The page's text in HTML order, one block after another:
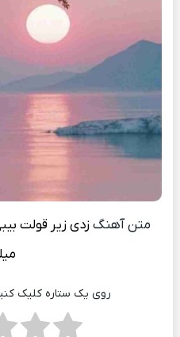
متن آهنگ زدی زیر قولت
روی یک ستاره کلیک